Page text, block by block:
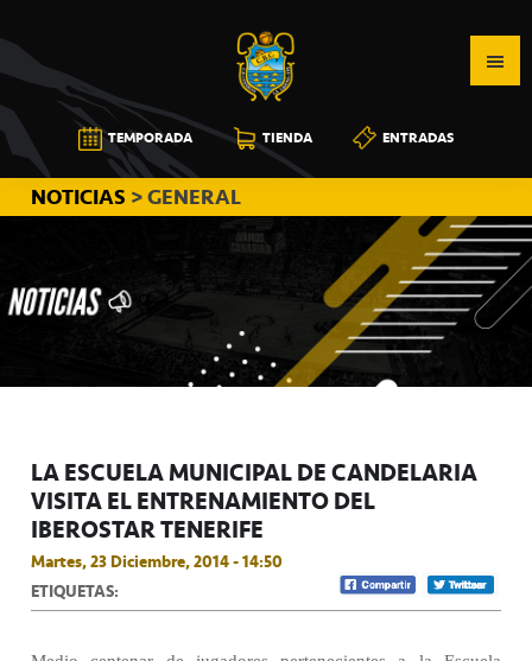
a
la
navegación
principal
al
contenido
principal
a
la
barra
lateral
principal
CB
CANARIAS
TEMPORADA TIENDA ENTRADAS
NOTICIAS > GENERAL
LA ESCUELA MUNICIPAL DE CANDELARIA
VISITA EL ENTRENAMIENTO DEL
IBEROSTAR TENERIFE
Martes, 23 Diciembre, 2014 - 14:50
ETIQUETAS: